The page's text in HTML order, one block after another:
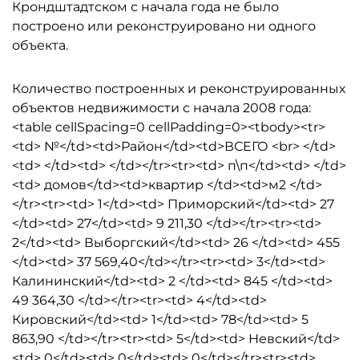
Крондштадтском с начала года не было
построено или реконструировано ни одного
объекта.
Количество построенных и реконструированных
объектов недвижимости с начала 2008 года:
<table cellSpacing=0 cellPadding=0><tbody><tr>
<td> №</td><td>Район</td><td>ВСЕГО <br> </td>
<td> </td><td> </td></tr><tr><td> п\п</td><td> </td>
<td> домов</td><td>квартир </td><td>м2 </td>
</tr><tr><td> 1</td><td> Приморский</td><td> 27
</td><td> 27</td><td> 9 211,30 </td></tr><tr><td>
2</td><td> Выборгский</td><td> 26 </td><td> 455
</td><td> 37 569,40</td></tr><tr><td> 3</td><td>
Калининский</td><td> 2 </td><td> 845 </td><td>
49 364,30 </td></tr><tr><td> 4</td><td>
Кировский</td><td> 1</td><td> 78</td><td> 5
863,90 </td></tr><tr><td> 5</td><td> Невский</td>